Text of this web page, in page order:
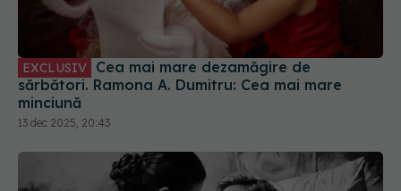
EXCLUSIV
sărbători. Ramona A. Dumitru: Cea mai mare
minciună
13 dec 2025, 20:43